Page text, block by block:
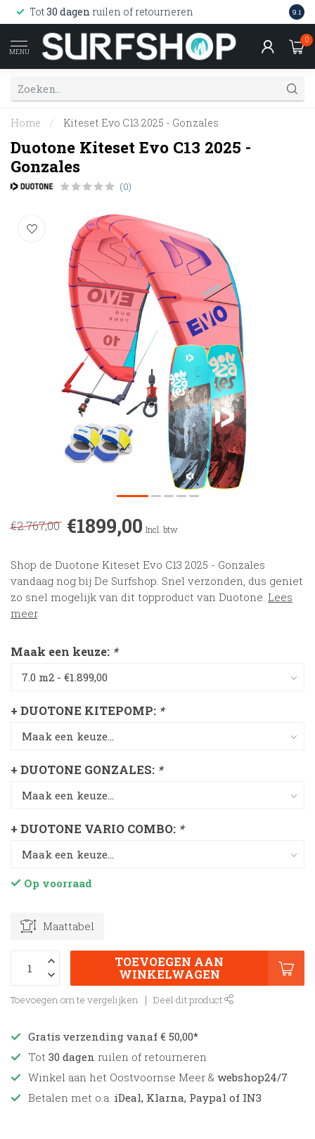
Tot30 dagen ruilen of retourneren 9.1
MENU
0
Home / Kiteset Evo C13 2025 - Gonzales
Duotone Kiteset Evo C13 2025 -
Gonzales
(0)
€2.767,00 €1899,00 Incl. btw
Shop de Duotone Kiteset Evo C13 2025 - Gonzales
vandaag nog bij De Surfshop. Snel verzonden, dus geniet
zo snel mogelijk van dit topproduct van Duotone. Lees
meer.
Maak een keuze: *
+ DUOTONE KITEPOMP: *
+ DUOTONE GONZALES: *
+ DUOTONE VARIO COMBO: *
Op voorraad
Maattabel
TOEVOEGEN AAN
WINKELWAGEN
Toevoegen om te vergelijken Deel dit product
Gratis verzending vanaf € 50,00*
Tot 30 dagen ruilen of retourneren
Winkel aan het Oostvoornse Meer & webshop24/7
Betalen met o.a. iDeal, Klarna, Paypal of IN3